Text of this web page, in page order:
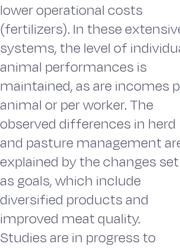
lower operational costs
(fertilizers). In these
systems, the level of
animal performances is
maintained, as are incomes
animal or per worker. The
observed differences in herd
and pasture management
explained by the changes
as goals, which include
diversified products and
improved meat quality.
Studies are in progress to